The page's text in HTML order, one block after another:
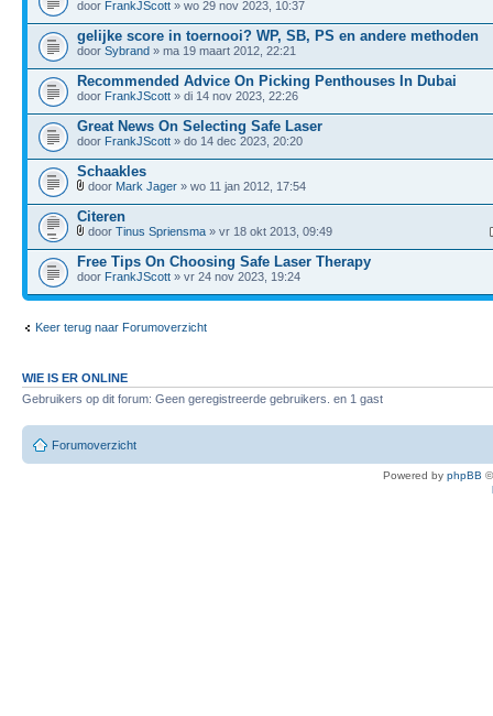
door FrankJScott » wo 29 nov 2023, 10:37
gelijke score in toernooi? WP, SB, PS en andere methoden
door Sybrand » ma 19 maart 2012, 22:21
Recommended Advice On Picking Penthouses In Dubai
door FrankJScott » di 14 nov 2023, 22:26
Great News On Selecting Safe Laser
door FrankJScott » do 14 dec 2023, 20:20
Schaakles
door Mark Jager » wo 11 jan 2012, 17:54
Citeren
door Tinus Spriensma » vr 18 okt 2013, 09:49
Free Tips On Choosing Safe Laser Therapy
door FrankJScott » vr 24 nov 2023, 19:24
Keer terug naar Forumoverzicht
WIE IS ER ONLINE
Gebruikers op dit forum: Geen geregistreerde gebruikers. en 1 gast
Forumoverzicht
Powered by phpBB